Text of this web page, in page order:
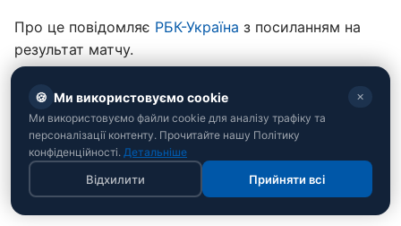
Про це повідомляє РБК-Україна з посиланням на
результат матчу.
🍪 Ми використовуємо cookie ✕
Ми використовуємо файли cookie для аналізу трафіку та
персоналізації контенту. Прочитайте нашу Політику
конфіденційності. Детальніше
Відхилити Прийняти всі